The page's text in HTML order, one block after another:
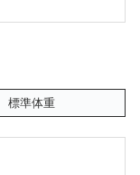
標準体重